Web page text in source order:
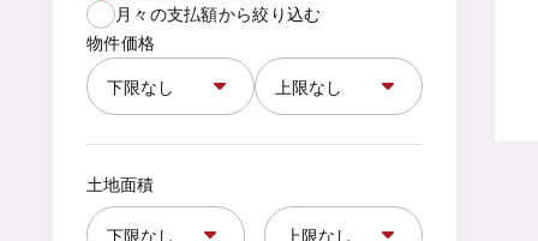
月々の支払額から絞り込む
物件価格
土地面積